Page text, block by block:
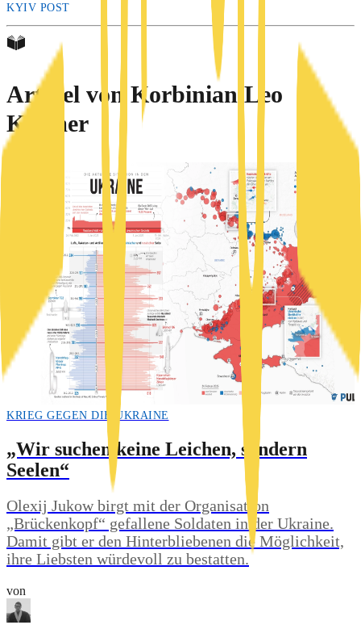
KYIV POST
Artikel von Korbinian Leo
Kramer
KRIEG GEGEN DIE UKRAINE
„Wir suchen keine Leichen, sondern
Seelen“
Olexij Jukow birgt mit der Organisation
„Brückenkopf“ gefallene Soldaten in der Ukraine.
Damit gibt er den Hinterbliebenen die Möglichkeit,
ihre Liebsten würdevoll zu bestatten.
von